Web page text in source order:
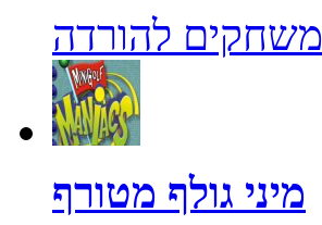
משחקים להורדה
מיני גולף מטורף